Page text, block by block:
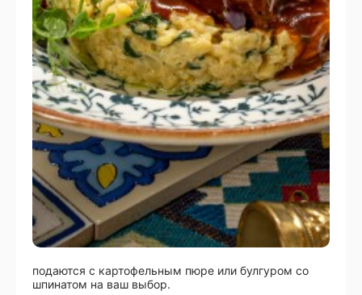
подаются с картофельным пюре или булгуром со
шпинатом на ваш выбор.